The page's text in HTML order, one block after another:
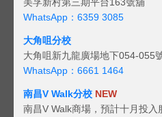
WhatsApp：6359 3085
大角咀分校
大角咀新九龍廣場地下054-055
WhatsApp：6661 1464
南昌V Walk分校 NEW
南昌V Walk商場，預計十月投入